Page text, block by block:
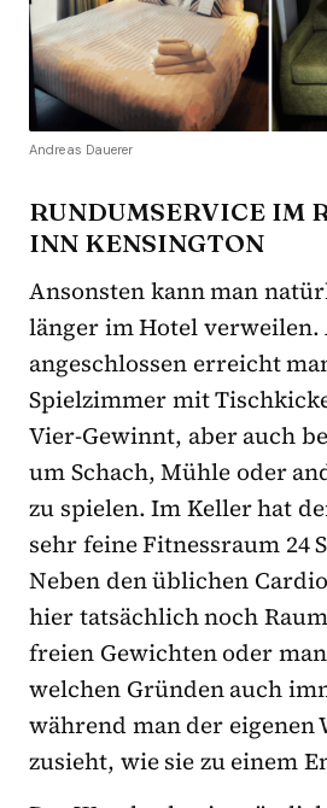
Andreas Dauerer
RUNDUMSERVICE IM
INN KENSINGTON
Ansonsten kann man
länger im Hotel verweilen.
angeschlossen erreicht
Spielzimmer mit
Vier-Gewinnt, aber auch
um Schach, Mühle oder
zu spielen. Im Keller hat
sehr feine Fitnessraum 24
Neben den üblichen
hier tatsächlich noch
freien Gewichten oder
welchen Gründen auch
während man der eigenen
zusieht, wie sie zu einem